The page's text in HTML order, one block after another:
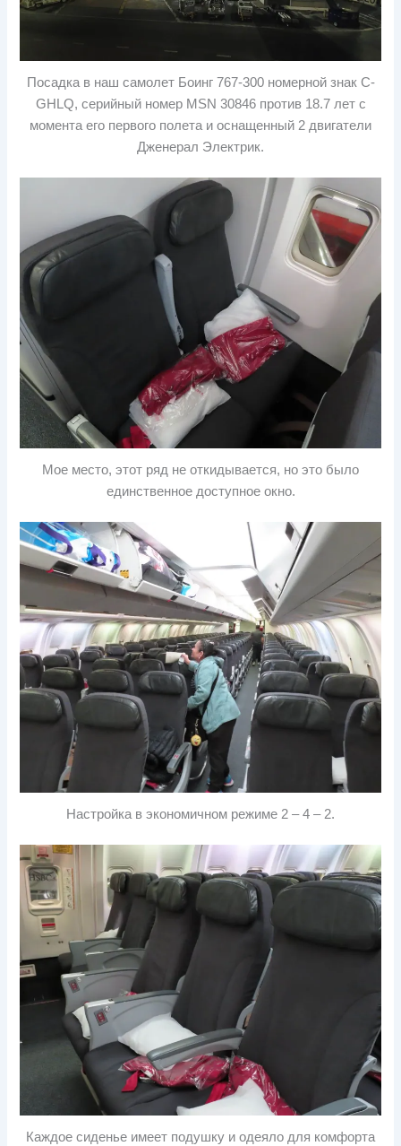
Посадка в наш самолет Боинг 767-300 номерной знак C-
GHLQ, серийный номер MSN 30846 против 18.7 лет с
момента его первого полета и оснащенный 2 двигатели
Дженерал Электрик.
Мое место, этот ряд не откидывается, но это было
единственное доступное окно.
Настройка в экономичном режиме 2 – 4 – 2.
Каждое сиденье имеет подушку и одеяло для комфорта